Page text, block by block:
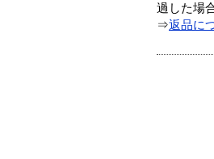
過した場
⇒返品に